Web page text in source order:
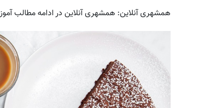
همشهری آنلاین: همشهری آنلاین در ادامه مطالب